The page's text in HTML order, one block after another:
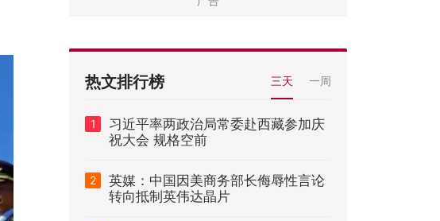
热文排行榜 三天 一周
1
习近平率两政治局常委赴西藏参加庆
祝大会 规格空前
2
英媒：中国因美商务部长侮辱性言论
转向抵制英伟达晶片